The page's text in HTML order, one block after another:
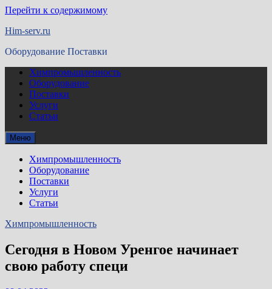
Перейти к содержимому
Him-serv.ru
Оборудование Поставки
Химпромышленность
Оборудование
Поставки
Услуги
Статьи
Меню
Химпромышленность
Оборудование
Поставки
Услуги
Статьи
Химпромышленность
Сегодня в Новом Уренгое начинает
свою работу специ